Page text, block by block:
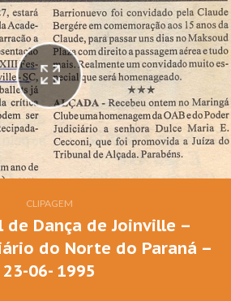
CLIPAGEM
de Dança de Joinville –
do Norte do Paraná –
23-06- 1995